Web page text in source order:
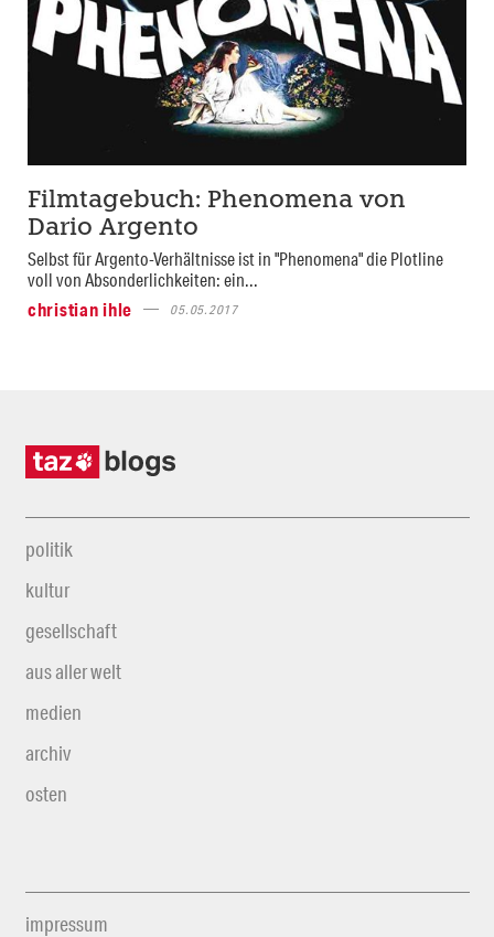
Filmtagebuch: Phenomena von
Dario Argento
Selbst für Argento-Verhältnisse ist in "Phenomena" die Plotline
voll von Absonderlichkeiten: ein...
christian ihle
05.05.2017
politik
kultur
gesellschaft
aus aller welt
medien
archiv
osten
impressum